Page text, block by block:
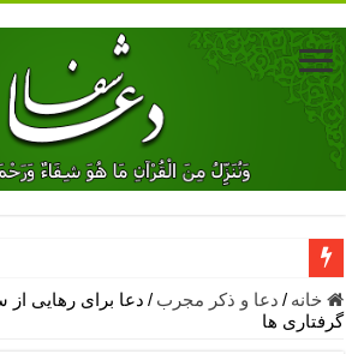
دعای جلب محبت فوری معشوق – دعای
دعای مشکل گشا برای رفع فقر – ذکرهای
خانه / دعا و ذکر مجرب / دعا برای رهایی
گرفتاری ها